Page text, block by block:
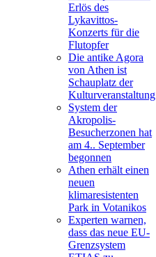
Erlös des
Lykavittos-
Konzerts für die
Flutopfer
Die antike Agora
von Athen ist
Schauplatz der
Kulturveranstaltung
System der
Akropolis-
Besucherzonen hat
am 4.. September
begonnen
Athen erhält einen
neuen
klimaresistenten
Park in Votanikos
Experten warnen,
dass das neue EU-
Grenzsystem